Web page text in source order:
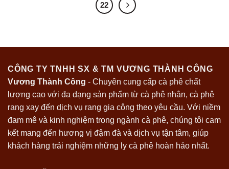
22
CÔNG TY TNHH SX & TM VƯƠNG THÀNH CÔNG
Vương Thành Công - Chuyên cung cấp cà phê chất
lượng cao với đa dạng sản phẩm từ cà phê nhân, cà phê
rang xay đến dịch vụ rang gia công theo yêu cầu. Với niềm
đam mê và kinh nghiệm trong ngành cà phê, chúng tôi cam
kết mang đến hương vị đậm đà và dịch vụ tận tâm, giúp
khách hàng trải nghiệm những ly cà phê hoàn hảo nhất.